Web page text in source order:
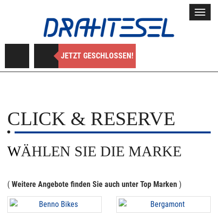
JETZT GESCHLOSSEN!
CLICK & RESERVE
WÄHLEN SIE DIE MARKE
( Weitere Angebote finden Sie auch unter Top Marken )